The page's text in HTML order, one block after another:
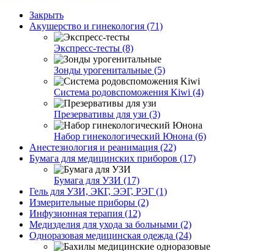
Закрыть
Акушерство и гинекология (71)
Экспресс-тесты (8)
Зонды урогенитальные (5)
Система родовспоможения Kiwi (4)
Презервативы для узи (3)
Набор гинекологический Юнона (6)
Анестезиология и реанимация (22)
Бумага для медицинских приборов (17)
Бумага для УЗИ (17)
Гель для УЗИ, ЭКГ, ЭЭГ, РЭГ (1)
Измерительные приборы (2)
Инфузионная терапия (12)
Медизделия для ухода за больными (2)
Одноразовая медицинская одежда (24)